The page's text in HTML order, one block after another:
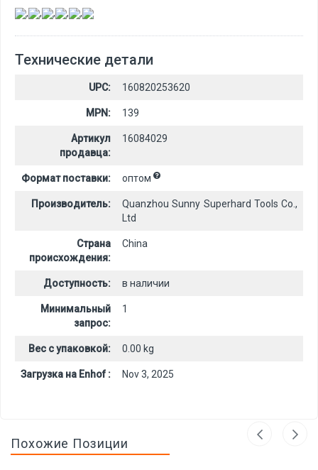
, , , , ,
Технические детали
UPC: 160820253620
MPN: 139
Артикул
продавца:
16084029
Формат поставки: оптом
Производитель:
Quanzhou Sunny Superhard Tools Co.,
Ltd
Страна
происхождения:
China
Доступность: в наличии
Минимальный
запрос:
1
Вес с упаковкой: 0.00 kg
Загрузка на Enhof : Nov 3, 2025
Похожие Позиции